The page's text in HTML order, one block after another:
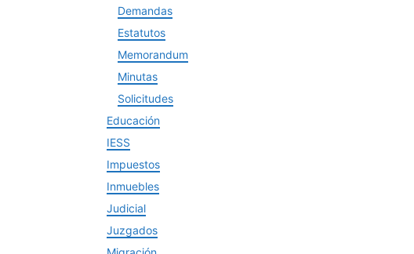
Demandas
Estatutos
Memorandum
Minutas
Solicitudes
Educación
IESS
Impuestos
Inmuebles
Judicial
Juzgados